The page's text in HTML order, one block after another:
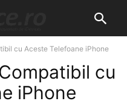
cu Aceste Telefoane iPhone
cu
iPhone